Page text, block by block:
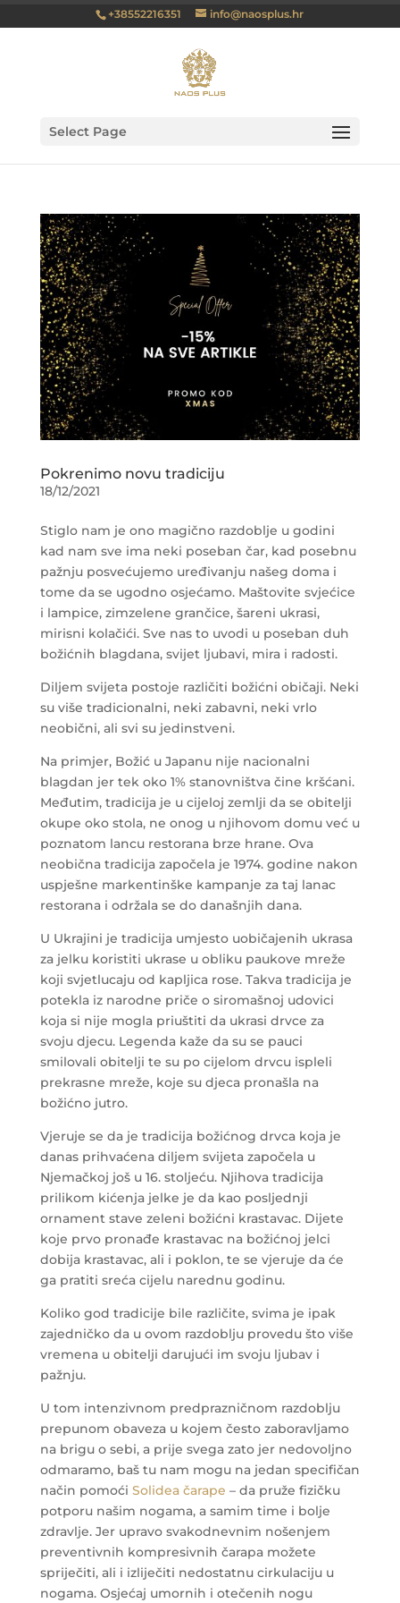
+38552216351 info@naosplus.hr
Select Page
Pokrenimo novu tradiciju
18/12/2021
Stiglo nam je ono magično razdoblje u godini
kad nam sve ima neki poseban čar, kad posebnu
pažnju posvećujemo uređivanju našeg doma i
tome da se ugodno osjećamo. Maštovite svjećice
i lampice, zimzelene grančice, šareni ukrasi,
mirisni kolačići. Sve nas to uvodi u poseban duh
božićnih blagdana, svijet ljubavi, mira i radosti.
Diljem svijeta postoje različiti božićni običaji. Neki
su više tradicionalni, neki zabavni, neki vrlo
neobični, ali svi su jedinstveni.
Na primjer, Božić u Japanu nije nacionalni
blagdan jer tek oko 1% stanovništva čine kršćani.
Međutim, tradicija je u cijeloj zemlji da se obitelji
okupe oko stola, ne onog u njihovom domu već u
poznatom lancu restorana brze hrane. Ova
neobična tradicija započela je 1974. godine nakon
uspješne markentinške kampanje za taj lanac
restorana i održala se do današnjih dana.
U Ukrajini je tradicija umjesto uobičajenih ukrasa
za jelku koristiti ukrase u obliku paukove mreže
koji svjetlucaju od kapljica rose. Takva tradicija je
potekla iz narodne priče o siromašnoj udovici
koja si nije mogla priuštiti da ukrasi drvce za
svoju djecu. Legenda kaže da su se pauci
smilovali obitelji te su po cijelom drvcu ispleli
prekrasne mreže, koje su djeca pronašla na
božićno jutro.
Vjeruje se da je tradicija božićnog drvca koja je
danas prihvaćena diljem svijeta započela u
Njemačkoj još u 16. stoljeću. Njihova tradicija
prilikom kićenja jelke je da kao posljednji
ornament stave zeleni božićni krastavac. Dijete
koje prvo pronađe krastavac na božićnoj jelci
dobija krastavac, ali i poklon, te se vjeruje da će
ga pratiti sreća cijelu narednu godinu.
Koliko god tradicije bile različite, svima je ipak
zajedničko da u ovom razdoblju provedu što više
vremena u obitelji darujući im svoju ljubav i
pažnju.
U tom intenzivnom predprazničnom razdoblju
prepunom obaveza u kojem često zaboravljamo
na brigu o sebi, a prije svega zato jer nedovoljno
odmaramo, baš tu nam mogu na jedan specifičan
način pomoći Solidea čarape – da pruže fizičku
potporu našim nogama, a samim time i bolje
zdravlje. Jer upravo svakodnevnim nošenjem
preventivnih kompresivnih čarapa možete
spriječiti, ali i izliječiti nedostatnu cirkulaciju u
nogama. Osjećaj umornih i otečenih nogu